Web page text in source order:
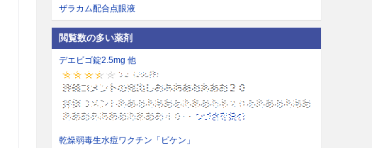
ザラカム配合点眼液
閲覧数の多い薬剤
デエビゴ錠2.5mg 他
乾燥弱毒生水痘ワクチン「ビケン」